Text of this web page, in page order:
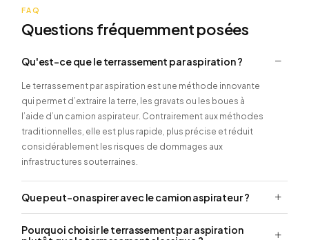
FAQ
Questions fréquemment posées
Qu'est-ce que le terrassement par aspiration ?
Le terrassement par aspiration est une méthode innovante
qui permet d’extraire la terre, les gravats ou les boues à
l’aide d’un camion aspirateur. Contrairement aux méthodes
traditionnelles, elle est plus rapide, plus précise et réduit
considérablement les risques de dommages aux
infrastructures souterraines.
Que peut-on aspirer avec le camion aspirateur ?
Pourquoi choisir le terrassement par aspiration